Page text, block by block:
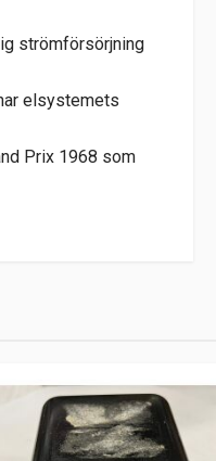
strömförsörjning
elsystemets
Prix 1968 som